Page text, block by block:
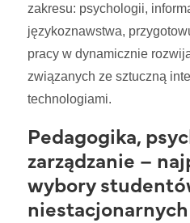
zakresu: psychologii,
językoznawstwa,
pracy w dynamicznie
związanych ze sztuczną
technologiami.
Pedagogika,
zarządzanie –
wybory
niestacjonarnych